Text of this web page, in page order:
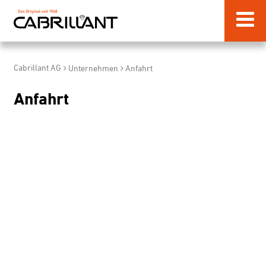
Cabrillant AG Unternehmen Anfahrt
Anfahrt